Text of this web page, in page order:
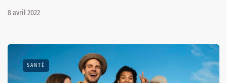
8 avril 2022
SANTÉ